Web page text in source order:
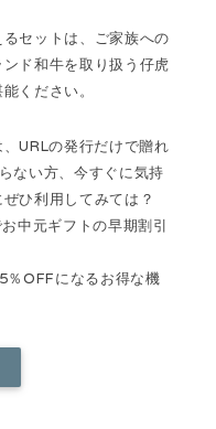
セットは、ご家族への
ド和牛を取り扱う仔虎
ください。
URLの発行だけで贈れ
ない方、今すぐに気持
ひ利用してみては？
中元ギフトの早期割引
％OFFになるお得な機